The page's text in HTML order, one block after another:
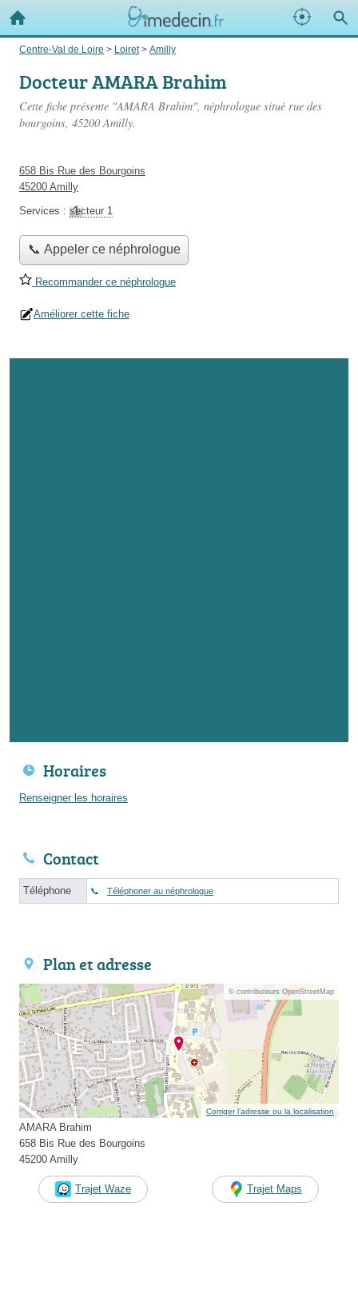
Centre-Val de Loire > Loiret> Amilly
Docteur AMARA Brahim
Cette fiche présente "AMARA Brahim", néphrologue situé rue des
bourgoins, 45200 Amilly.
658 Bis Rue des Bourgoins
45200 Amilly
Services : secteur 1
📞 Appeler ce néphrologue
Recommander ce néphrologue
Améliorer cette fiche
Horaires
Renseigner les horaires
Contact
Téléphone Téléphoner au néphrologue
Plan et adresse
© contributeurs OpenStreetMap
Corriger l’adresse ou la localisation
AMARA Brahim
658 Bis Rue des Bourgoins
45200 Amilly
Trajet Waze Trajet Maps